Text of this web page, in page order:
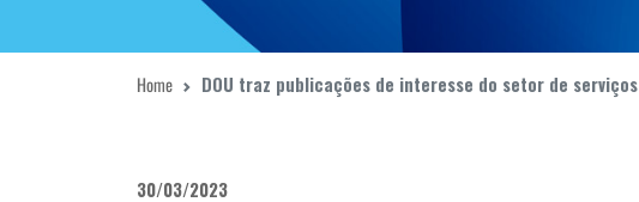
Home DOU traz publicações de interesse do setor de serviços
30/03/2023